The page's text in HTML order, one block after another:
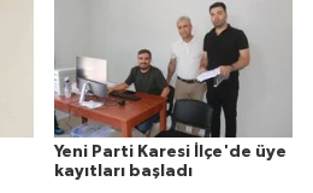
Yeni Parti Karesi İlçe'de üye
kayıtları başladı